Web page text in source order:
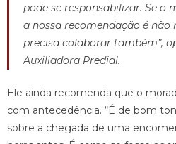
pode se responsabilizar. Se o
a nossa recomendação é não
precisa colaborar também”,
Auxiliadora Predial.
Ele ainda recomenda que o
com antecedência. “É de bom
sobre a chegada de uma